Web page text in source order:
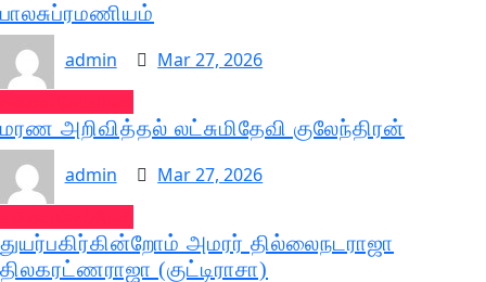
பாலசுப்ரமணியம்
admin
Mar 27, 2026
மரண அறிவித்தல் லட்சுமிதேவி குலேந்திரன்
admin
Mar 27, 2026
துயர்பகிர்கின்றோம் அமரர் தில்லைநடராஜா
திலகரட்ணராஜா (குட்டிராசா)